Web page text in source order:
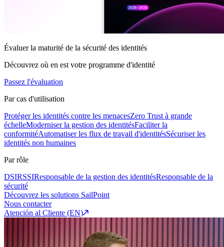
Évaluer la maturité de la sécurité des identités
Découvrez où en est votre programme d'identité
Passez l'évaluation
Par cas d'utilisation
Protéger les identités contre les menacesZero Trust à grande
échelleModerniser la gestion des identitésFaciliter la
conformitéAutomatiser les flux de travail d'identitésSécuriser les
identités non humaines
Par rôle
DSIRSSIResponsable de la gestion des identitésResponsable de la
sécurité
Découvrez les solutions SailPoint
Nous contacter
Atención al Cliente (EN)